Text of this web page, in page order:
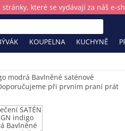
které se vydávají za náš e-
KOUPELNA KUCHYNĚ